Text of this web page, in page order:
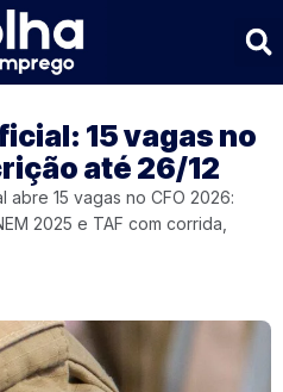
15 vagas no
até 26/12
abre 15 vagas no CFO 2026:
2025 e TAF com corrida,